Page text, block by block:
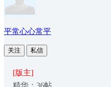
平常心心常平
关注 私信
[版主]